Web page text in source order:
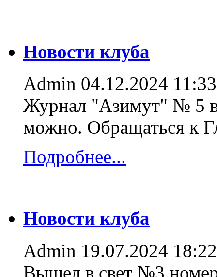
Новости клуба
Admin 04.12.2024 11:33
Журнал "Азимут" № 5
можно. Обращаться к
Подробнее...
Новости клуба
Admin 19.07.2024 18:22
Вышел в свет №3